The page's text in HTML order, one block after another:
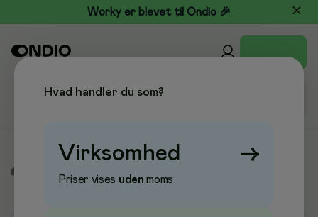
Worky er blevet til Ondio 🎉
Hvad handler du som?
Virksomhed →
Priser vises uden moms